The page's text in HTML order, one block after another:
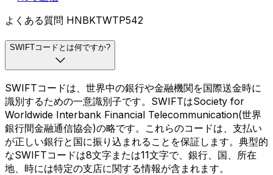
よくある質問 HNBKTWTP542
SWIFTコードとは何ですか?
SWIFTコードは、世界中の銀行や金融機関を国際送金時に
識別するための一意識別子です。SWIFTはSociety for
Worldwide Interbank Financial Telecommunication(世界
銀行間金融通信協会)の略です。これらのコードは、支払い
が正しい銀行と国に振り込まれることを保証します。典型的
なSWIFTコードは8文字または11文字で、銀行、国、所在
地、時には特定の支店に関する情報が含まれます。